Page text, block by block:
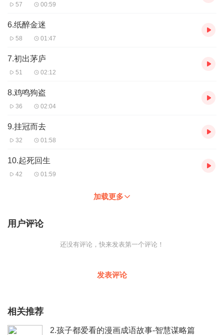
57 00:59
6.纸醉金迷
58 01:47
7.初出茅庐
51 02:12
8.鸡鸣狗盗
36 02:04
9.挂冠而去
32 01:58
10.起死回生
42 01:59
加载更多
用户评论
还没有评论，快来发表第一个评论！
发表评论
相关推荐
2.孩子都爱看的漫画成语故事-智慧谋略篇